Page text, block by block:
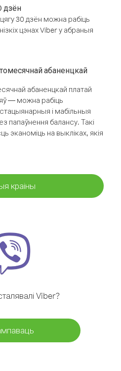
дзён
30 дзён можна рабіць
цэнах Viber у абраныя
абаненцкай
абаненцкай платай
— можна рабіць
і мабільныя
папаўнення балансу. Такі
эканоміць на выкліках, якія
краіны
Viber?